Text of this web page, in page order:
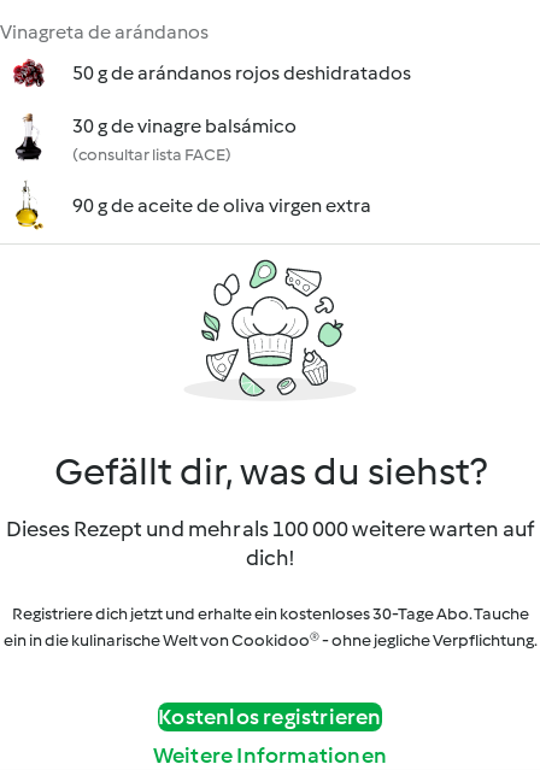
Vinagreta de arándanos
50 g de arándanos rojos deshidratados
30 g de vinagre balsámico
(consultar lista FACE)
90 g de aceite de oliva virgen extra
Gefällt dir, was du siehst?
Dieses Rezept und mehr als 100 000 weitere warten auf
dich!
Registriere dich jetzt und erhalte ein kostenloses 30-Tage Abo. Tauche
ein in die kulinarische Welt von Cookidoo® - ohne jegliche Verpflichtung.
Kostenlos registrieren
Weitere Informationen